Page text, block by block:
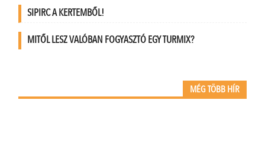
SIPIRC A KERTEMBŐL!
MITŐL LESZ VALÓBAN FOGYASZTÓ EGY TURMIX?
MÉG TÖBB HÍR